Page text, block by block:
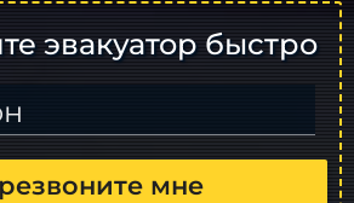
эвакуатор быстро
мне